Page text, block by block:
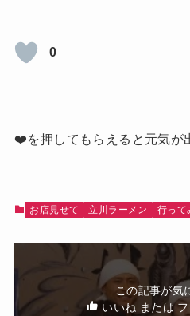
0
❤️を押してもらえると元気が
お店見せて 立川ラーメン 行って
この記事が気
いいね または